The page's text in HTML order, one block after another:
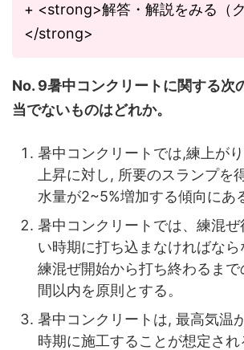
+ <strong>解答・解説をみる（ク
</strong>
No. 9暑中コンクリートに関する次
当でないものはどれか。
暑中コンクリートでは,練上が
上昇に対し, 所要のスランプを
水量が2~5%増加する傾向にあ
暑中コンクリートでは、練混
い時期に打ち込まなければな
練混ぜ開始から打ち終わるまで
間以内を原則とする。
暑中コンクリートは, 最高気温
時期に施工することが想定され